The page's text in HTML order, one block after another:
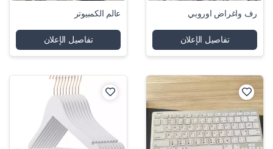
رف واغراض اوروبي
تفاصيل الإعلان
عالم الكمبيوتر
تفاصيل الإعلان